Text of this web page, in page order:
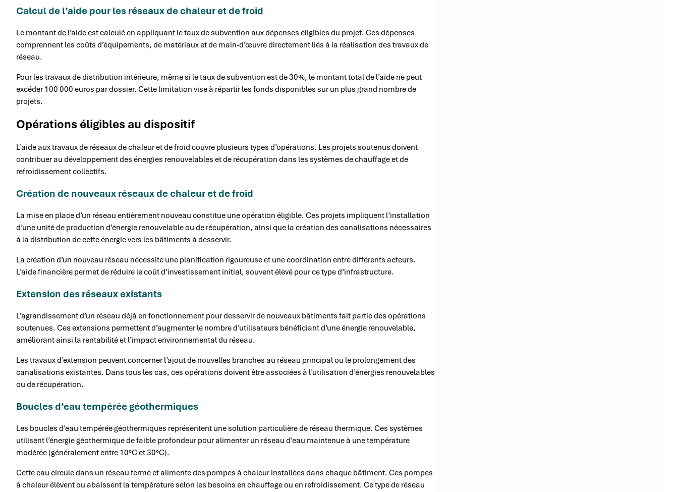
Calcul de l’aide pour les réseaux de chaleur et de froid
Le montant de l’aide est calculé en appliquant le taux de subvention aux dépenses éligibles du projet. Ces dépenses
comprennent les coûts d’équipements, de matériaux et de main-d’œuvre directement liés à la réalisation des travaux de
réseau.
Pour les travaux de distribution intérieure, même si le taux de subvention est de 30%, le montant total de l’aide ne peut
excéder 100 000 euros par dossier. Cette limitation vise à répartir les fonds disponibles sur un plus grand nombre de
projets.
Opérations éligibles au dispositif
L’aide aux travaux de réseaux de chaleur et de froid couvre plusieurs types d’opérations. Les projets soutenus doivent
contribuer au développement des énergies renouvelables et de récupération dans les systèmes de chauffage et de
refroidissement collectifs.
Création de nouveaux réseaux de chaleur et de froid
La mise en place d’un réseau entièrement nouveau constitue une opération éligible. Ces projets impliquent l’installation
d’une unité de production d’énergie renouvelable ou de récupération, ainsi que la création des canalisations nécessaires
à la distribution de cette énergie vers les bâtiments à desservir.
La création d’un nouveau réseau nécessite une planification rigoureuse et une coordination entre différents acteurs.
L’aide financière permet de réduire le coût d’investissement initial, souvent élevé pour ce type d’infrastructure.
Extension des réseaux existants
L’agrandissement d’un réseau déjà en fonctionnement pour desservir de nouveaux bâtiments fait partie des opérations
soutenues. Ces extensions permettent d’augmenter le nombre d’utilisateurs bénéficiant d’une énergie renouvelable,
améliorant ainsi la rentabilité et l’impact environnemental du réseau.
Les travaux d’extension peuvent concerner l’ajout de nouvelles branches au réseau principal ou le prolongement des
canalisations existantes. Dans tous les cas, ces opérations doivent être associées à l’utilisation d’énergies renouvelables
ou de récupération.
Boucles d’eau tempérée géothermiques
Les boucles d’eau tempérée géothermiques représentent une solution particulière de réseau thermique. Ces systèmes
utilisent l’énergie géothermique de faible profondeur pour alimenter un réseau d’eau maintenue à une température
modérée (généralement entre 10°C et 30°C).
Cette eau circule dans un réseau fermé et alimente des pompes à chaleur installées dans chaque bâtiment. Ces pompes
à chaleur élèvent ou abaissent la température selon les besoins en chauffage ou en refroidissement. Ce type de réseau